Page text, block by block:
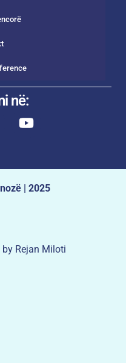
në:
| 2025
by Rejan Miloti